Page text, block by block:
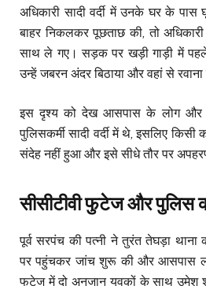
अधिकारी सादी वर्दी में उनके घर के
बाहर निकलकर पूछताछ की, तो
साथ ले गए। सड़क पर खड़ी गाड़ी में
उन्हें जबरन अंदर बिठाया और वहां से रवाना
इस दृश्य को देख आसपास के लोग और
पुलिसकर्मी सादी वर्दी में थे, इसलिए किसी
संदेह नहीं हुआ और इसे सीधे तौर पर
सीसीटीवी फुटेज और पुलिस
पूर्व सरपंच की पत्नी ने तुरंत तेघड़ा
पर पहुंचकर जांच शुरू की और आसपास
फुटेज में दो अनजान युवकों के साथ उमेश